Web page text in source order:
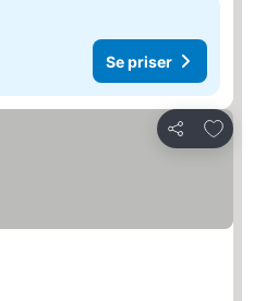
Se priser
Del
Føj til